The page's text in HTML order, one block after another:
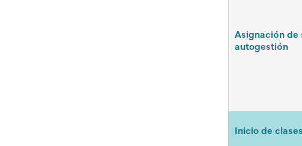
Asignación de
autogestión
Inicio de clases